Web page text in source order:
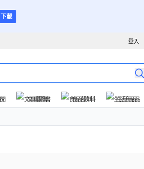
下載
登入
文具圖書 食品飲料 生活用品